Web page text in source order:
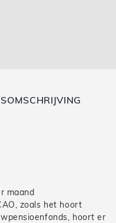
maand
zoals het hoort
hoort er